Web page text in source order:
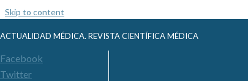
Skip to content
ACTUALIDAD MÉDICA. REVISTA CIENTÍFICA MÉDICA
Facebook
Twitter